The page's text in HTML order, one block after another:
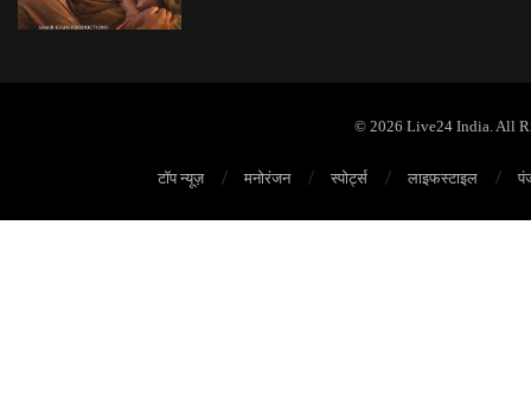
© 2026 Live24 India. All
टॉप न्यूज़ मनोरंजन स्पोर्ट्स लाइफस्टाइल